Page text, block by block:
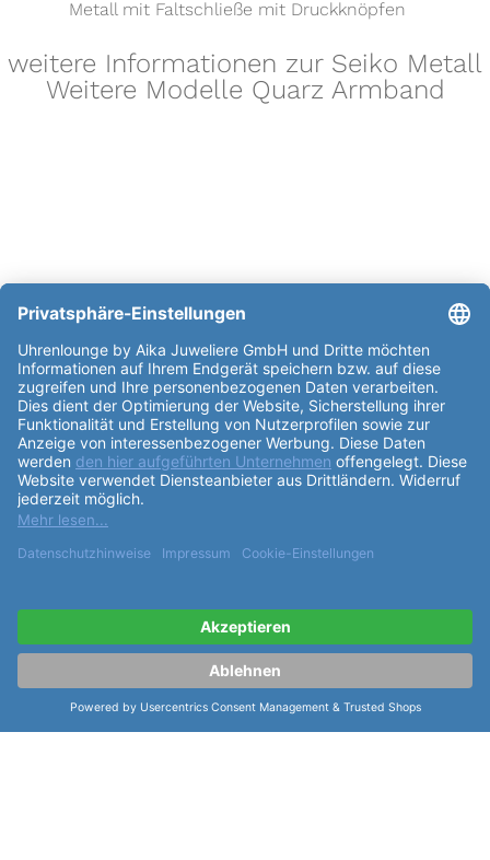
Metall mit Faltschließe mit Druckknöpfen
weitere Informationen zur Seiko Metall
Weitere Modelle Quarz Armband
ähnliche Artikel der Serie Seiko Metall
Weitere Modelle Quarz Armband